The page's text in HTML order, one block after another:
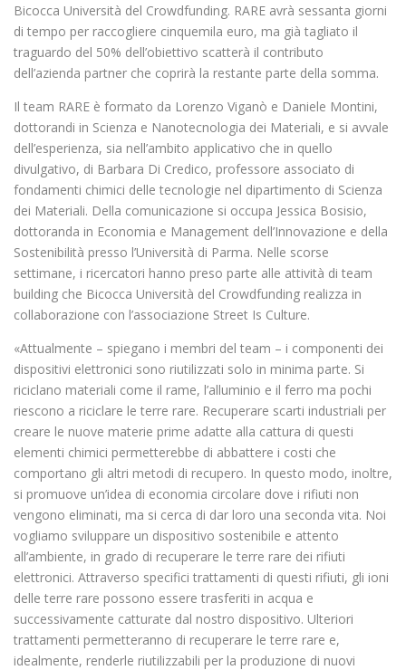
Bicocca Università del Crowdfunding. RARE avrà sessanta giorni
di tempo per raccogliere cinquemila euro, ma già tagliato il
traguardo del 50% dell’obiettivo scatterà il contributo
dell’azienda partner che coprirà la restante parte della somma.
Il team RARE è formato da Lorenzo Viganò e Daniele Montini,
dottorandi in Scienza e Nanotecnologia dei Materiali, e si avvale
dell’esperienza, sia nell’ambito applicativo che in quello
divulgativo, di Barbara Di Credico, professore associato di
fondamenti chimici delle tecnologie nel dipartimento di Scienza
dei Materiali. Della comunicazione si occupa Jessica Bosisio,
dottoranda in Economia e Management dell’Innovazione e della
Sostenibilità presso l’Università di Parma. Nelle scorse
settimane, i ricercatori hanno preso parte alle attività di team
building che Bicocca Università del Crowdfunding realizza in
collaborazione con l’associazione Street Is Culture.
«Attualmente – spiegano i membri del team – i componenti dei
dispositivi elettronici sono riutilizzati solo in minima parte. Si
riciclano materiali come il rame, l’alluminio e il ferro ma pochi
riescono a riciclare le terre rare. Recuperare scarti industriali per
creare le nuove materie prime adatte alla cattura di questi
elementi chimici permetterebbe di abbattere i costi che
comportano gli altri metodi di recupero. In questo modo, inoltre,
si promuove un’idea di economia circolare dove i rifiuti non
vengono eliminati, ma si cerca di dar loro una seconda vita. Noi
vogliamo sviluppare un dispositivo sostenibile e attento
all’ambiente, in grado di recuperare le terre rare dei rifiuti
elettronici. Attraverso specifici trattamenti di questi rifiuti, gli ioni
delle terre rare possono essere trasferiti in acqua e
successivamente catturate dal nostro dispositivo. Ulteriori
trattamenti permetteranno di recuperare le terre rare e,
idealmente, renderle riutilizzabili per la produzione di nuovi